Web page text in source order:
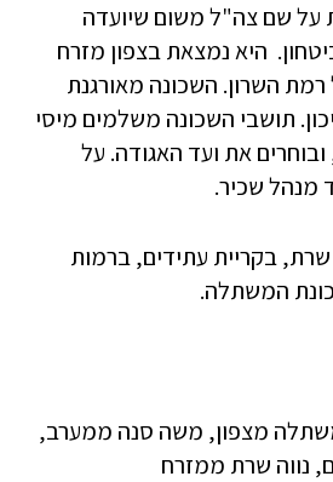
על שם צה"ל משום שיועדה
היא נמצאת בצפון מזרח
רמת השרון. השכונה מאורגנת
תושבי השכונה משלמים מיסי
את ועד האגודה. על
מנהל שכיר.
שרת, בקריית עתידים, ברמות
המשתלה.
מצפון, משה סנה ממערב,
נווה שרת ממזרח